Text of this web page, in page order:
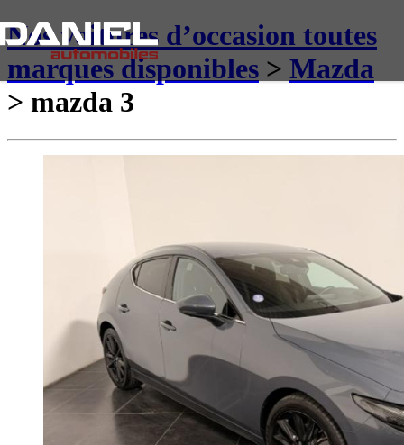
Nos voitures d’occasion toutes
marques disponibles > Mazda
> mazda 3